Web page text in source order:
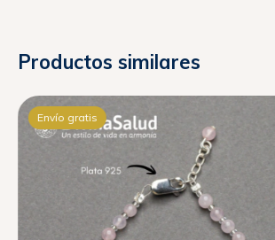
Productos similares
Envío gratis